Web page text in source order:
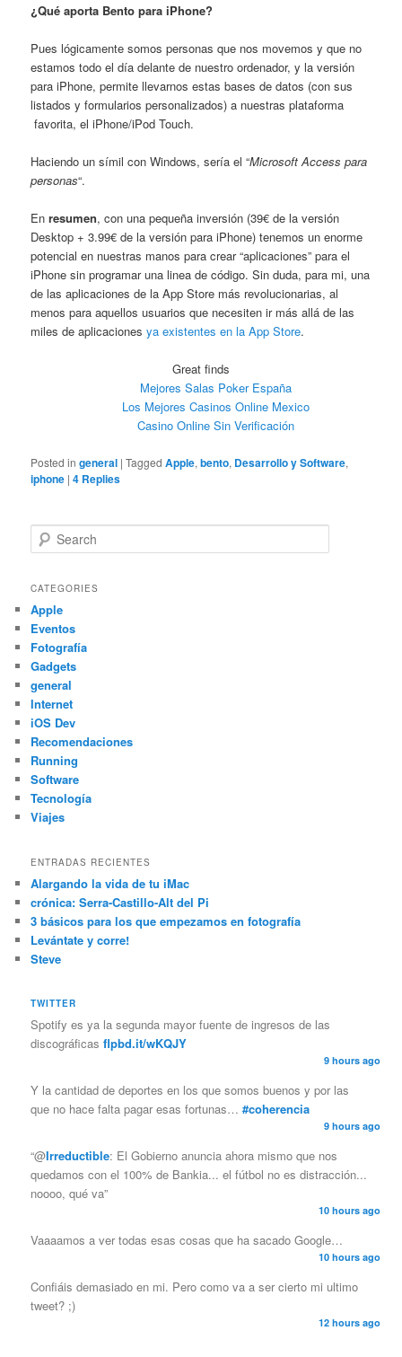
¿Qué aporta Bento para iPhone?
Pues lógicamente somos personas que nos movemos y que no
estamos todo el día delante de nuestro ordenador, y la versión
para iPhone, permite llevarnos estas bases de datos (con sus
listados y formularios personalizados) a nuestras plataforma
favorita, el iPhone/iPod Touch.
Haciendo un símil con Windows, sería el “Microsoft Access para
personas“.
Enresumen, con una pequeña inversión (39€ de la versión
Desktop + 3.99€ de la versión para iPhone) tenemos un enorme
potencial en nuestras manos para crear “aplicaciones” para el
iPhone sin programar una linea de código. Sin duda, para mi, una
de las aplicaciones de la App Store más revolucionarias, al
menos para aquellos usuarios que necesiten ir más allá de las
miles de aplicacionesya existentes en la App Store.
Great finds
Mejores Salas Poker España
Los Mejores Casinos Online Mexico
Casino Online Sin Verificación
Posted in general |Tagged Apple,bento, Desarrollo y Software,
iphone |4 Replies
Search
CATEGORIES
Apple
Eventos
Fotografía
Gadgets
general
Internet
iOS Dev
Recomendaciones
Running
Software
Tecnología
Viajes
ENTRADAS RECIENTES
Alargando la vida de tu iMac
crónica: Serra-Castillo-Alt del Pi
3 básicos para los que empezamos en fotografía
Levántate y corre!
Steve
TWITTER
Spotify es ya la segunda mayor fuente de ingresos de las
discográficasflpbd.it/wKQJY
9 hours ago
Y la cantidad de deportes en los que somos buenos y por las
que no hace falta pagar esas fortunas…#coherencia
9 hours ago
“@Irreductible: El Gobierno anuncia ahora mismo que nos
quedamos con el 100% de Bankia... el fútbol no es distracción...
noooo, qué va”
10 hours ago
Vaaaamos a ver todas esas cosas que ha sacado Google…
10 hours ago
Confiáis demasiado en mi. Pero como va a ser cierto mi ultimo
tweet? ;)
12 hours ago